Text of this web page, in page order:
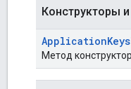
Конструкторы
ApplicationKeys
Метод